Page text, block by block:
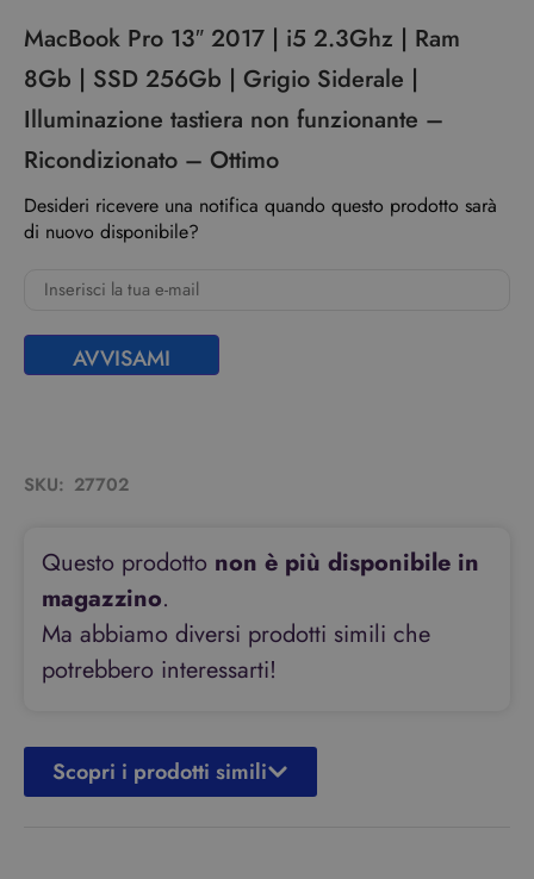
MacBook Pro 13″ 2017 | i5 2.3Ghz | Ram
8Gb | SSD 256Gb | Grigio Siderale |
Illuminazione tastiera non funzionante –
Ricondizionato – Ottimo
Desideri ricevere una notifica quando questo prodotto sarà
di nuovo disponibile?
AVVISAMI
SKU: 27702
Questo prodotto non è più disponibile in
magazzino.
Ma abbiamo diversi prodotti simili che
potrebbero interessarti!
Scopri i prodotti simili